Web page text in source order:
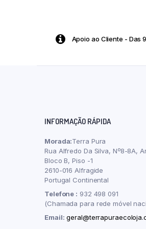
Apoio ao Cliente - Das
INFORMAÇÃO RÁPIDA
Morada:Terra Pura
Rua Alfredo Da Silva, Nº8-8A,
Bloco B, Piso -1
2610-016 Alfragide
Portugal Continental
Telefone : 932 498 091
(Chamada para rede móvel
Email: